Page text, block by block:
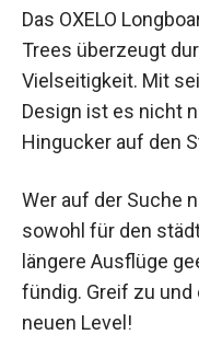
Trees überzeugt
Vielseitigkeit. Mit
Design ist es nicht
ein Hingucker auf
sowohl für den
längere Ausflüge
fündig. Greif zu und
neuen Level!